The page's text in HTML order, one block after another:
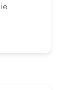
normale